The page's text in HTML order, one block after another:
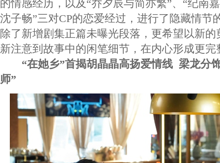
的情感经历，以及“乔夕辰与简亦繁”、“纪南
沈子畅”三对CP的恋爱经过，进行了隐藏情节
除了新增剧集正篇未曝光段落，更希望以新
新注意到故事中的闲笔细节，在内心形成更
“在她乡”首揭胡晶晶高扬爱情线 梁龙分
师”